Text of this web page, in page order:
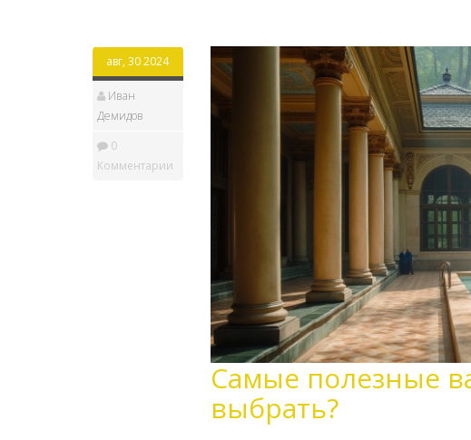
авг, 30 2024
Иван
Демидов
0
Комментарии
Самые полезные
выбрать?